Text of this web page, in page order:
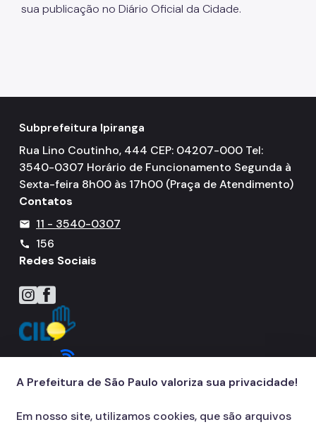
sua publicação no Diário Oficial da Cidade.
Subprefeitura Ipiranga
Rua Lino Coutinho, 444 CEP: 04207-000 Tel:
3540-0307 Horário de Funcionamento Segunda à
Sexta-feira 8h00 às 17h00 (Praça de Atendimento)
Contatos
mail 11 - 3540-0307
call
156
Redes Sociais
Icone do Instagram
Icone do Facebook
A Prefeitura de São Paulo valoriza sua privacidade!
Em nosso site, utilizamos cookies, que são arquivos